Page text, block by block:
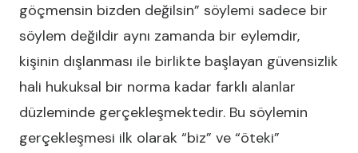
göçmensin bizden değilsin” söylemi sadece bir
söylem değildir aynı zamanda bir eylemdir,
kişinin dışlanması ile birlikte başlayan güvensizlik
hali hukuksal bir norma kadar farklı alanlar
düzleminde gerçekleşmektedir. Bu söylemin
gerçekleşmesi ilk olarak “biz” ve “öteki”